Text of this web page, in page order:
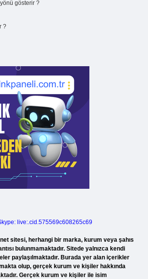
yönü gösterir ?
?
live:.cid.575569c608265c69
sitesi, herhangi bir marka, kurum veya şahıs
bulunmamaktadır. Sitede yalnızca kendi
paylaşılmaktadır. Burada yer alan içerikler
olup, gerçek kurum ve kişiler hakkında
Gerçek kurum ve kişiler ile isim